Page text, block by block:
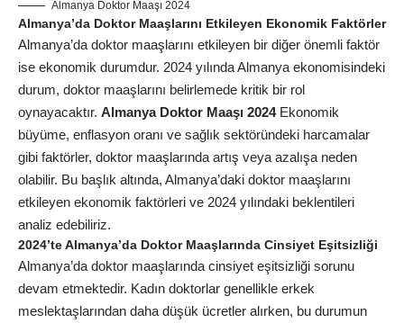
Almanya Doktor Maaşı 2024
Almanya’da Doktor Maaşlarını Etkileyen Ekonomik Faktörler
Almanya’da doktor maaşlarını etkileyen bir diğer önemli faktör
ise ekonomik durumdur. 2024 yılında Almanya ekonomisindeki
durum, doktor maaşlarını belirlemede kritik bir rol
oynayacaktır. Almanya Doktor Maaşı 2024Ekonomik
büyüme, enflasyon oranı ve sağlık sektöründeki harcamalar
gibi faktörler, doktor maaşlarında artış veya azalışa neden
olabilir. Bu başlık altında, Almanya’daki doktor maaşlarını
etkileyen ekonomik faktörleri ve 2024 yılındaki beklentileri
analiz edebiliriz.
2024’te Almanya’da Doktor Maaşlarında Cinsiyet Eşitsizliği
Almanya’da doktor maaşlarında cinsiyet eşitsizliği sorunu
devam etmektedir. Kadın doktorlar genellikle erkek
meslektaşlarından daha düşük ücretler alırken, bu durumun